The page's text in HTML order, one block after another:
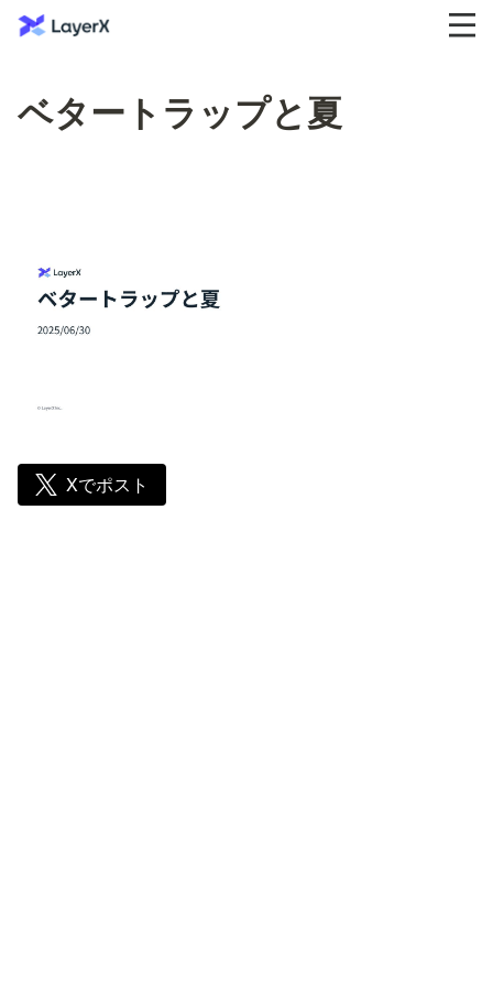
ベタートラップと夏
Xでポスト